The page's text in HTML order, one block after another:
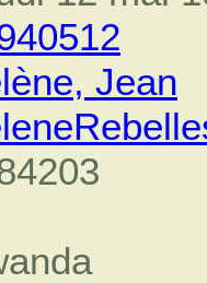
Jean